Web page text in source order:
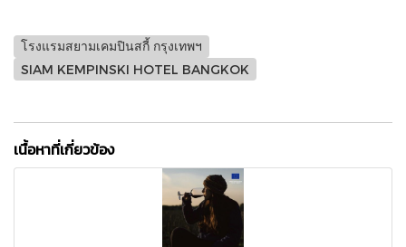
โรงแรมสยามเคมปินสกี้ กรุงเทพฯ
SIAM KEMPINSKI HOTEL BANGKOK
เนื้อหาที่เกี่ยวข้อง